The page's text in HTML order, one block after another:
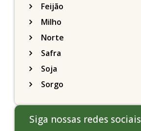
Feijão
Milho
Norte
Safra
Soja
Sorgo
Siga nossas redes sociais